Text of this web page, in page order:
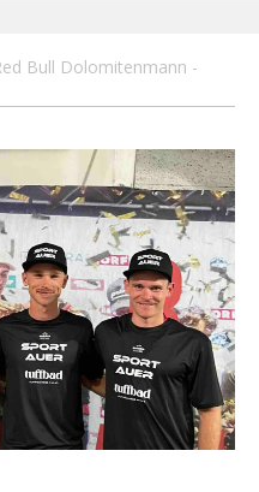
Bull Dolomitenmann -